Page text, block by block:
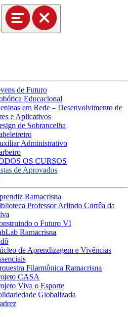
de Futuro
Educacional
em Rede – Desenvolvimento de
e Aplicativos
de Sobrancelha
Administrativo
OS CURSOS
de Aprovados
Ramacrisna
Professor Arlindo Corrêa da
o Futuro VI
Ramacrisna
de Aprendizagem e Vivências
Filarmônica Ramacrisna
CASA
Viva o Esporte
Globalizada